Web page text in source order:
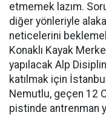
etmemek lazım.
diğer yönleriyle
neticelerini
Konaklı Kayak
yapılacak Alp
katılmak için
Nemutlu, geçen 12
pistinde antrenman